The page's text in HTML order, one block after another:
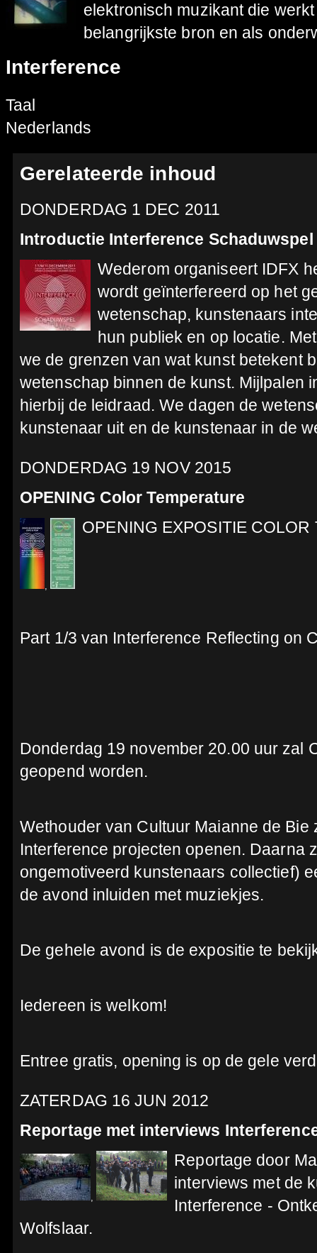
elektronisch muzikant die
belangrijkste bron en als
Interference
Taal
Nederlands
Gerelateerde inhoud
DONDERDAG 1 DEC 2011
Introductie Interference Schaduwspel
Wederom organiseert IDFX
wordt geïnterfereerd op het
wetenschap, kunstenaars
hun publiek en op locatie.
we de grenzen van wat kunst betekent
wetenschap binnen de kunst. Mijlpalen
hierbij de leidraad. We dagen de
kunstenaar uit en de kunstenaar in de
DONDERDAG 19 NOV 2015
OPENING Color Temperature
OPENING EXPOSITIE COLOR
Part 1/3 van Interference Reflecting on
Donderdag 19 november 20.00 uur zal
geopend worden.
Wethouder van Cultuur Maianne de Bie
Interference projecten openen. Daarna
ongemotiveerd kunstenaars collectief)
de avond inluiden met muziekjes.
De gehele avond is de expositie te
Iedereen is welkom!
Entree gratis, opening is op de gele
ZATERDAG 16 JUN 2012
Reportage met interviews
,
Reportage door
interviews met de
Interference -
Wolfslaar.